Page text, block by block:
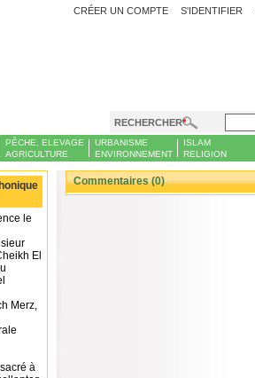
CRÉER UN COMPTE S'IDENTIFIER
RECHERCHER
PÊCHE, ELEVAGE
AGRICULTURE
URBANISME
ENVIRONNEMENT
ISLAM
RELIGION
le
El
Merz,
à
Commentaires (0)